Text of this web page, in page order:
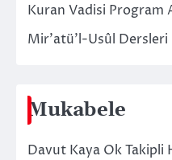
Kuran Vadisi Program
Mir’atü’l-Usûl Dersleri
Mukabele
Davut Kaya Ok Takipli